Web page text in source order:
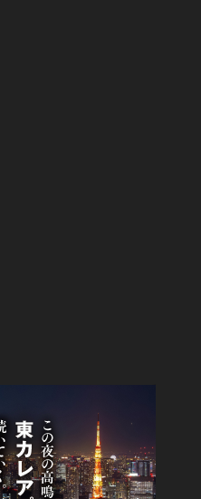
独身女の発言